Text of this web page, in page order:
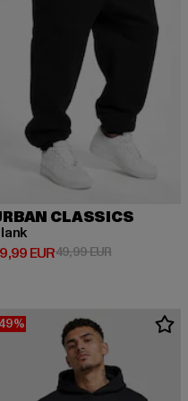
EUR CLASSICS
EURPreis: 29,99 EUR
49,99 EURAktionspreis: